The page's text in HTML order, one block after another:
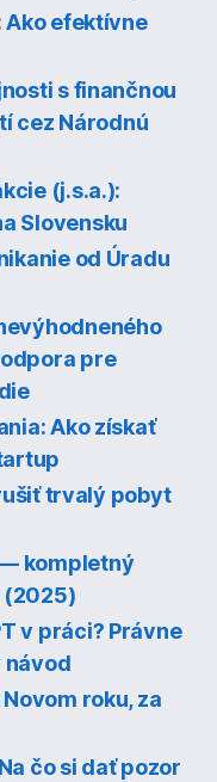
Ako efektívne
s finančnou
cez Národnú
(j.s.a.):
Slovensku
od Úradu
pre
Ako získať
trvalý pobyt
kompletný
(2025)
v práci? Právne
návod
roku, za
čo si dať pozor